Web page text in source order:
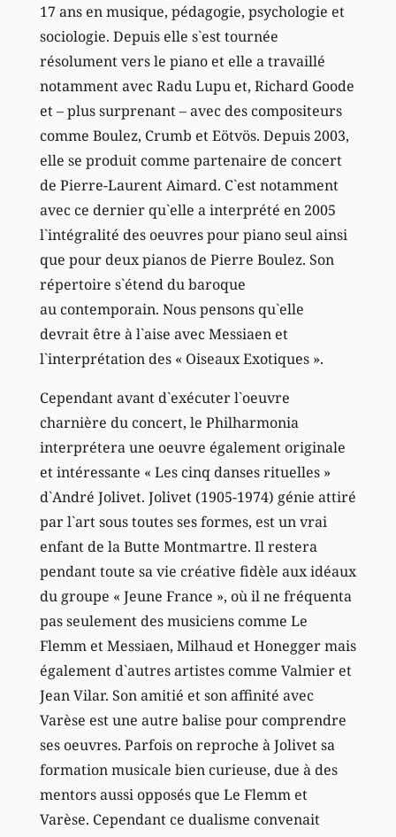
17 ans en musique, pédagogie, psychologie et
sociologie. Depuis elle s`est tournée
résolument vers le piano et elle a travaillé
notamment avec Radu Lupu et, Richard Goode
et – plus surprenant – avec des compositeurs
comme Boulez, Crumb et Eötvös. Depuis 2003,
elle se produit comme partenaire de concert
de Pierre-Laurent Aimard. C`est notamment
avec ce dernier qu`elle a interprété en 2005
l`intégralité des oeuvres pour piano seul ainsi
que pour deux pianos de Pierre Boulez. Son
répertoire s`étend du baroque
au contemporain. Nous pensons qu`elle
devrait être à l`aise avec Messiaen et
l`interprétation des « Oiseaux Exotiques ».
Cependant avant d`exécuter l`oeuvre
charnière du concert, le Philharmonia
interprétera une oeuvre également originale
et intéressante « Les cinq danses rituelles »
d`André Jolivet. Jolivet (1905-1974) génie attiré
par l`art sous toutes ses formes, est un vrai
enfant de la Butte Montmartre. Il restera
pendant toute sa vie créative fidèle aux idéaux
du groupe « Jeune France », où il ne fréquenta
pas seulement des musiciens comme Le
Flemm et Messiaen, Milhaud et Honegger mais
également d`autres artistes comme Valmier et
Jean Vilar. Son amitié et son affinité avec
Varèse est une autre balise pour comprendre
ses oeuvres. Parfois on reproche à Jolivet sa
formation musicale bien curieuse, due à des
mentors aussi opposés que Le Flemm et
Varèse. Cependant ce dualisme convenait